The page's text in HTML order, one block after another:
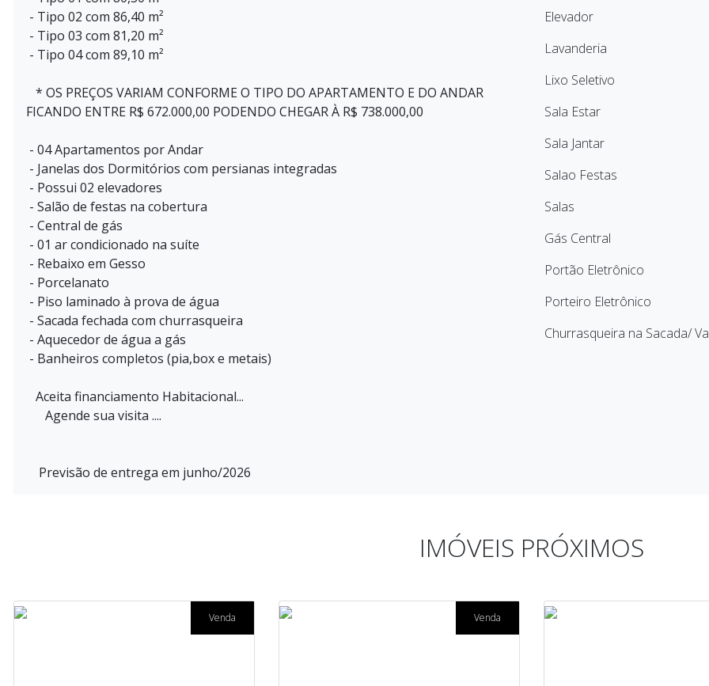
- Tipo 02 com 86,40 m²
- Tipo 03 com 81,20 m²
- Tipo 04 com 89,10 m²
* OS PREÇOS VARIAM CONFORME O TIPO DO APARTAMENTO E DO ANDAR
FICANDO ENTRE R$ 672.000,00 PODENDO CHEGAR À R$ 738.000,00
- 04 Apartamentos por Andar
- Janelas dos Dormitórios com persianas integradas
- Possui 02 elevadores
- Salão de festas na cobertura
- Central de gás
- 01 ar condicionado na suíte
- Rebaixo em Gesso
- Porcelanato
- Piso laminado à prova de água
- Sacada fechada com churrasqueira
- Aquecedor de água a gás
- Banheiros completos (pia,box e metais)
Aceita financiamento Habitacional...
Agende sua visita ....
Previsão de entrega em junho/2026
Elevador
Lavanderia
Lixo Seletivo
Sala Estar
Sala Jantar
Salao Festas
Salas
Gás Central
Portão Eletrônico
Porteiro Eletrônico
Churrasqueira na Sacada/
IMÓVEIS PRÓXIMOS
Venda Venda